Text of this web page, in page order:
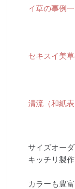
イ草の事例
セキスイ美
清流（和紙
サイズオー
キッチリ製
カラーも豊